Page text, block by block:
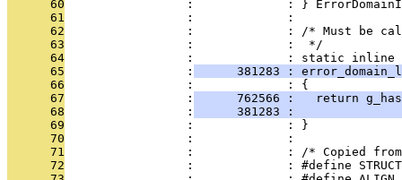
      60
:             : }
      61
                 :             :
      62
:             : /* Must be
      63
                 :             :  */
      64
:             : static inline
      65
                 :
381283 :
      66
                 :             : {
      67
                 :
762566 :   return
      68
                 :
381283 :
      69
                 :             : }
      70
                 :             :
      71
:             : /* Copied
      72
:             : #define